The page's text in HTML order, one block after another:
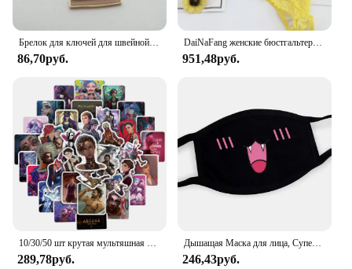
Брелок для ключей для швейной машинки, железная рулетка с измерительными ножницами, цепочка для ключей для платья, хороший подарок для женщин, ювелирные изделия ручной работы
86,70руб.
DaiNaFang женские бюстгальтеры с эффектом пуш-ап, комплект для больших бюстгальтеров, сексуальное кружевное белье, трусики, чашка BCDE, женское семейное белье, французское женское белье
951,48руб.
10/30/50 шт крутая мультяшная игра Arcane аниме наклейки наклейки мотоцикл ноутбук багаж гитара телефон автомобиль водостойкая наклейка детская игрушка
289,78руб.
Дышащая Маска для лица, Супер милое выражение, улыбка, для корейского черного Kpop, унисекс, кавайная хлопковая маска для рта, аниме
246,43руб.